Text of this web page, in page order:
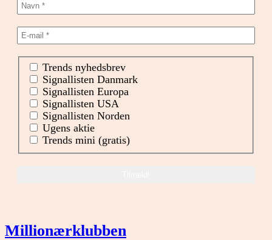
Trends nyhedsbrev
Signallisten Danmark
Signallisten Europa
Signallisten USA
Signallisten Norden
Ugens aktie
Trends mini (gratis)
Millionærklubben